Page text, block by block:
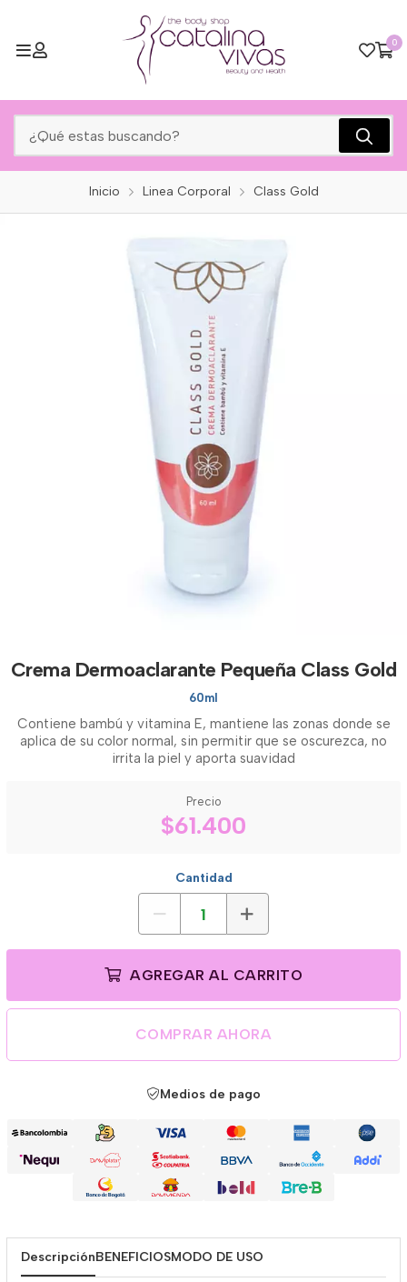
0
Inicio Linea Corporal Class Gold
Crema Dermoaclarante Pequeña Class Gold
60ml
Contiene bambú y vitamina E, mantiene las zonas donde se
aplica de su color normal, sin permitir que se oscurezca, no
irrita la piel y aporta suavidad
Precio
$61.400
Cantidad
AGREGAR AL CARRITO
COMPRAR AHORA
Medios de pago
DescripciónBENEFICIOSMODO DE USO